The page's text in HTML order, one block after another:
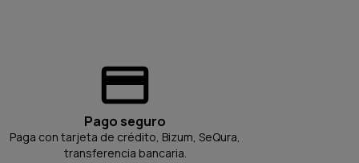
Pago seguro
Paga con tarjeta de crédito, Bizum, SeQura,
transferencia bancaria.